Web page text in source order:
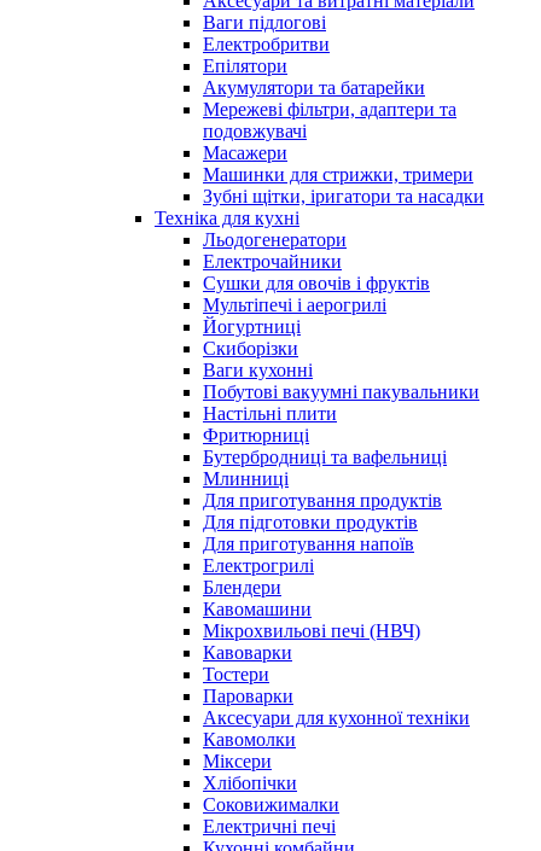
Ваги підлогові
Електробритви
Епілятори
Акумулятори та батарейки
Мережеві фільтри, адаптери та
подовжувачі
Масажери
Машинки для стрижки, тримери
Зубні щітки, іригатори та насадки
Техніка для кухні
Льодогенератори
Електрочайники
Сушки для овочів і фруктів
Мультіпечі і аерогрилі
Йогуртниці
Скиборізки
Ваги кухонні
Побутові вакуумні пакувальники
Настільні плити
Фритюрниці
Бутербродниці та вафельниці
Млинниці
Для приготування продуктів
Для підготовки продуктів
Для приготування напоїв
Електрогрилі
Блендери
Кавомашини
Мікрохвильові печі (НВЧ)
Кавоварки
Тостери
Пароварки
Аксесуари для кухонної техніки
Кавомолки
Міксери
Хлібопічки
Соковижималки
Електричні печі